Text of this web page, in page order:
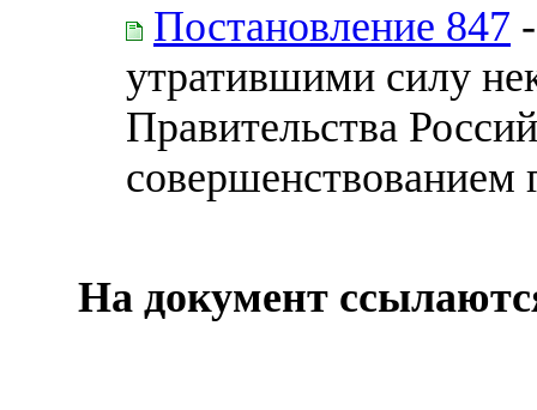
Постановление 847
утратившими силу
Правительства
совершенствованием
На документ